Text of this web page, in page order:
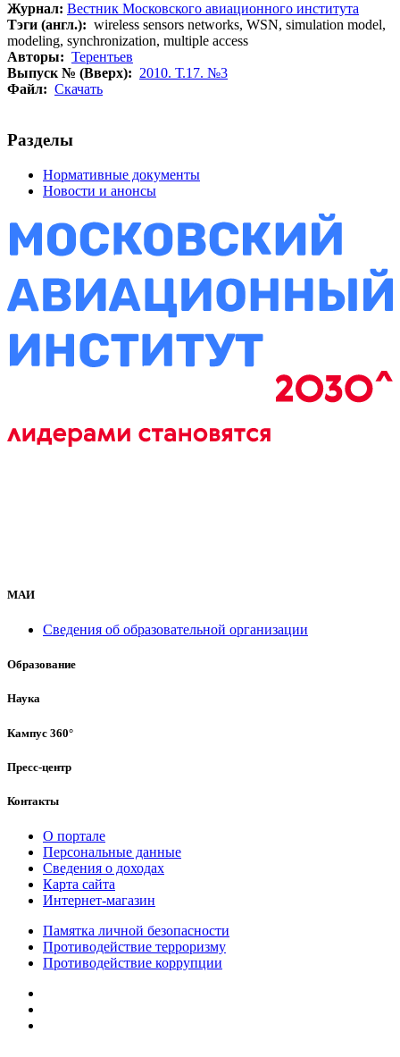
Журнал: Вестник Московского авиационного института
Тэги (англ.): wireless sensors networks, WSN, simulation model,
modeling, synchronization, multiple access
Авторы: Терентьев
Выпуск № (Вверх): 2010. Т.17. №3
Файл: Скачать
Разделы
Нормативные документы
Новости и анонсы
МАИ
Сведения об образовательной организации
Образование
Наука
Кампус 360°
Пресс-центр
Контакты
О портале
Персональные данные
Сведения о доходах
Карта сайта
Интернет-магазин
Памятка личной безопасности
Противодействие терроризму
Противодействие коррупции